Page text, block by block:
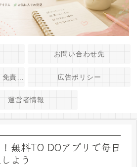
お問い合わせ先
広告ポリシー
運営者情報
無料TO DOアプリで毎日
よう